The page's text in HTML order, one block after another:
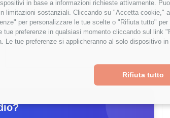
in base a informazioni richieste attivamente.
limitazioni sostanziali. Cliccando su "Accetta cookie,"
per personalizzare le tue scelte o "Rifiuta tutto"
preferenze in qualsiasi momento cliccando sul link
Le tue preferenze si applicheranno al solo dispositivo in
Rifiuta tutto
Esperienza
4-6 anni